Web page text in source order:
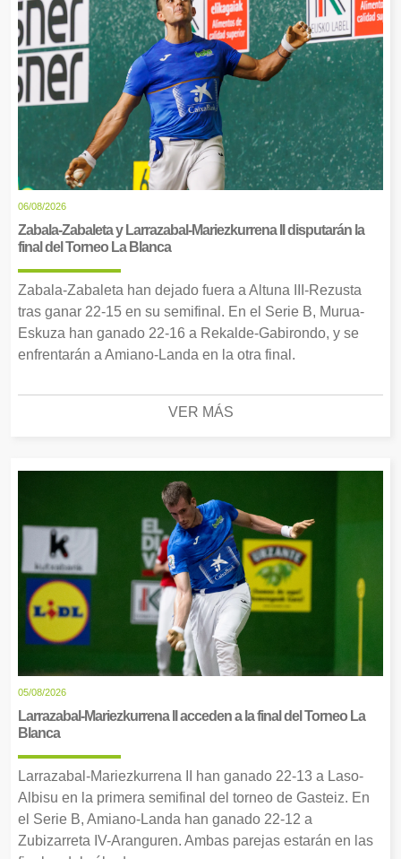
06/08/2026
Zabala-Zabaleta y Larrazabal-Mariezkurrena II disputarán la
final del Torneo La Blanca
Zabala-Zabaleta han dejado fuera a Altuna III-Rezusta
tras ganar 22-15 en su semifinal. En el Serie B, Murua-
Eskuza han ganado 22-16 a Rekalde-Gabirondo, y se
enfrentarán a Amiano-Landa en la otra final.
VER MÁS
05/08/2026
Larrazabal-Mariezkurrena II acceden a la final del Torneo La
Blanca
Larrazabal-Mariezkurrena II han ganado 22-13 a Laso-
Albisu en la primera semifinal del torneo de Gasteiz. En
el Serie B, Amiano-Landa han ganado 22-12 a
Zubizarreta IV-Aranguren. Ambas parejas estarán en las